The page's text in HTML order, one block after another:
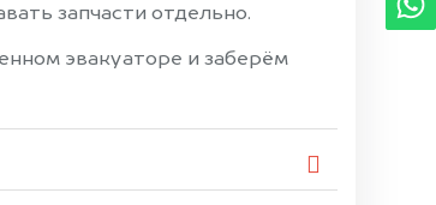
запчасти отдельно.
эвакуаторе и заберём